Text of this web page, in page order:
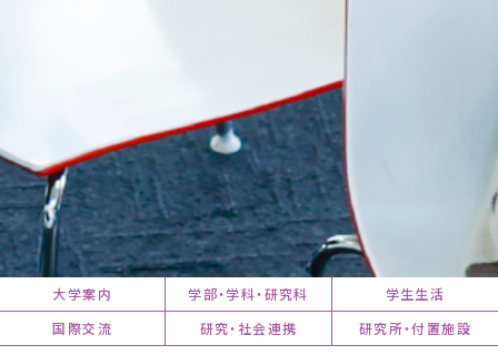
大学案内 学部・学科・研究科
学生生活
国際交流
研究・社会連携 研究所・付置施設